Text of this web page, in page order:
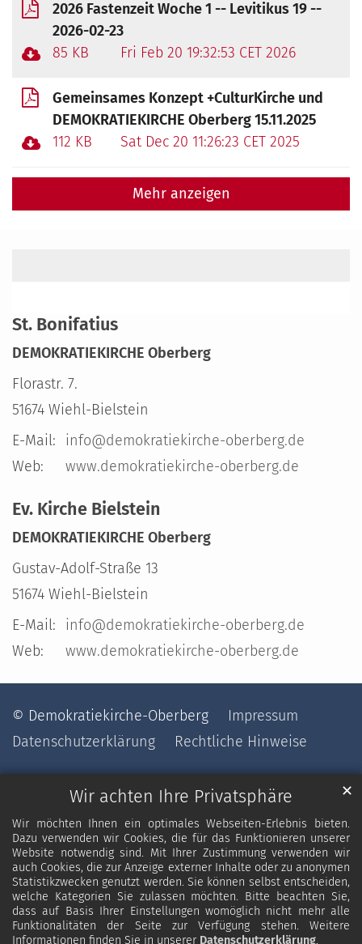
Wir achten Ihre Privatsphäre
Wir möchten Ihnen ein optimales Webseiten-Erlebnis bieten.
Dazu verwenden wir Cookies, die für das Funktionieren unserer
Website notwendig sind. Mit Ihrer Zustimmung verwenden wir
auch Cookies, die zur Anzeige externer Inhalte oder zu anonymen
Statistikzwecken genutzt werden. Sie können selbst entscheiden,
welche Kategorien Sie zulassen möchten. Bitte beachten Sie,
dass auf Basis Ihrer Einstellungen womöglich nicht mehr alle
Funktionalitäten der Seite zur Verfügung stehen. Weitere
Informationen finden Sie in unserer Datenschutzerklärung.
✕
2026 Fastenzeit Woche 1 -- Levitikus 19 --
2026-02-23
85 KB
Fri Feb 20 19:32:53 CET 2026
Gemeinsames Konzept +CulturKirche und
DEMOKRATIEKIRCHE Oberberg 15.11.2025
112 KB
Sat Dec 20 11:26:23 CET 2025
Mehr anzeigen
St. Bonifatius
DEMOKRATIEKIRCHE Oberberg
Florastr. 7.
51674 Wiehl-Bielstein
E-Mail:
info@demokratiekirche-oberberg.de
Web:
www.demokratiekirche-oberberg.de
Ev. Kirche Bielstein
DEMOKRATIEKIRCHE Oberberg
Gustav-Adolf-Straße 13
51674 Wiehl-Bielstein
E-Mail:
info@demokratiekirche-oberberg.de
Web:
www.demokratiekirche-oberberg.de
© Demokratiekirche-Oberberg
Impressum
Datenschutzerklärung
Rechtliche Hinweise